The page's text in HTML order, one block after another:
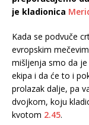
je kladionica
Kada se podvuče
evropskim
mišljenja smo da
ekipa i da će to i
prolazak dalje, pa
dvojkom, koju
kvotom 2.45.